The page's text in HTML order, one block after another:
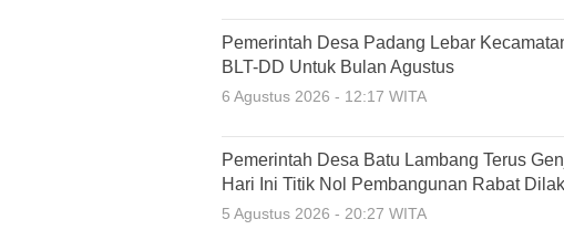
Pemerintah Desa Padang Lebar
BLT-DD Untuk Bulan Agustus
6 Agustus 2026 - 12:17 WITA
Pemerintah Desa Batu Lambang Terus
Hari Ini Titik Nol Pembangunan Rabat
5 Agustus 2026 - 20:27 WITA